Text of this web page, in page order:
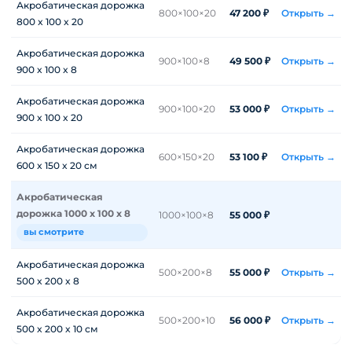
Акробатическая дорожка
800 x 100 x 20
800×100×20 47 200 ₽ Открыть →
Акробатическая дорожка
900 x 100 x 8
900×100×8 49 500 ₽ Открыть →
Акробатическая дорожка
900 x 100 x 20
900×100×20 53 000 ₽ Открыть →
Акробатическая дорожка
600 x 150 x 20 см
600×150×20 53 100 ₽ Открыть →
Акробатическая
дорожка 1000 x 100 x 8
вы смотрите
1000×100×8 55 000 ₽
Акробатическая дорожка
500 x 200 x 8
500×200×8 55 000 ₽ Открыть →
Акробатическая дорожка
500 x 200 x 10 см
500×200×10 56 000 ₽ Открыть →